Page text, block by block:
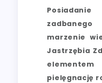
marzenie
Jastrzębia
pielęgnację